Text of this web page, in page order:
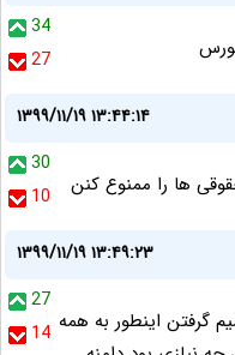
34
27
۱۳۹۹/۱۱/۱۹ ۱۳:۴۴:۱۴
30
10
ها را ممنوع کنن
۱۳۹۹/۱۱/۱۹ ۱۳:۴۹:۲۳
27
14 گرفتن اینطور به همه